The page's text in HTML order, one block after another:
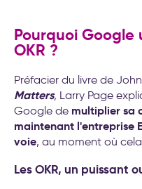
Pourquoi Google
OKR ?
Préfacier du livre de
Matters, Larry Page
Google de multiplier sa
maintenant l'entreprise
voie, au moment où
Les OKR, un puissant